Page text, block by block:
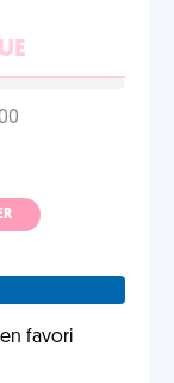
favori